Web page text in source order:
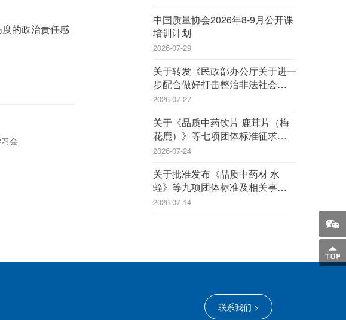
的政治责任感
会
中国质量协会2026年8-9月公开课
培训计划
2026-07-29
关于转发《民政部办公厅关于进一
步配合做好打击整治非法社会组织
工作的通知》的通知
2026-07-27
关于《品质中药饮片 鹿茸片（梅
花鹿）》等七项团体标准征求意见
的函
2026-07-24
关于批准发布《品质中药材 水
蛭》等九项团体标准及相关事宜的
公告
2026-07-14
联系我们 >